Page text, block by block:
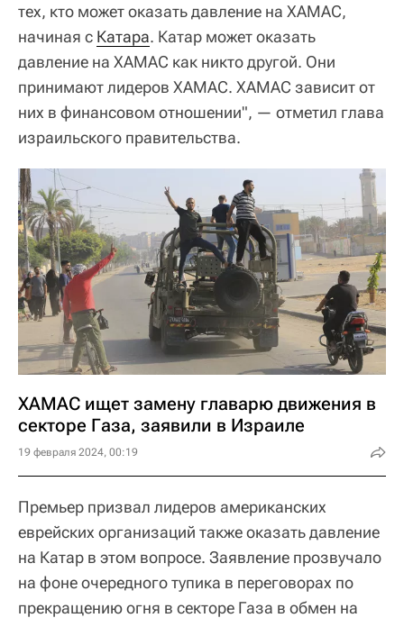
тех, кто может оказать давление на ХАМАС,
начиная с Катара. Катар может оказать
давление на ХАМАС как никто другой. Они
принимают лидеров ХАМАС. ХАМАС зависит от
них в финансовом отношении", — отметил глава
израильского правительства.
ХАМАС ищет замену главарю движения в
секторе Газа, заявили в Израиле
19 февраля 2024, 00:19
Премьер призвал лидеров американских
еврейских организаций также оказать давление
на Катар в этом вопросе. Заявление прозвучало
на фоне очередного тупика в переговорах по
прекращению огня в секторе Газа в обмен на